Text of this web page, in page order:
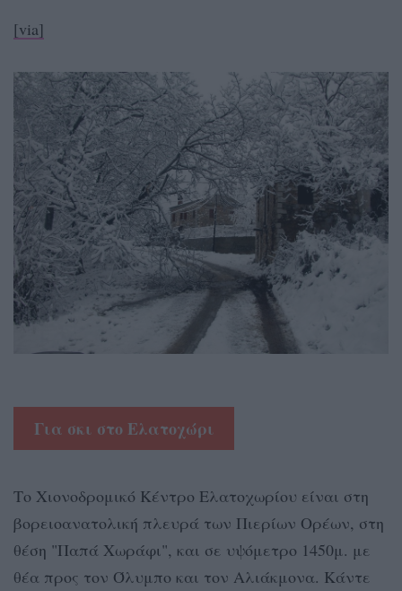
[via]
Για σκι στο Ελατοχώρι
Το Χιονοδρομικό Κέντρο Ελατοχωρίου είναι στη
βορειοανατολική πλευρά των Πιερίων Ορέων, στη
θέση "Παπά Χωράφι", και σε υψόμετρο 1450μ. με
θέα προς τον Όλυμπο και τον Αλιάκμονα. Κάντε